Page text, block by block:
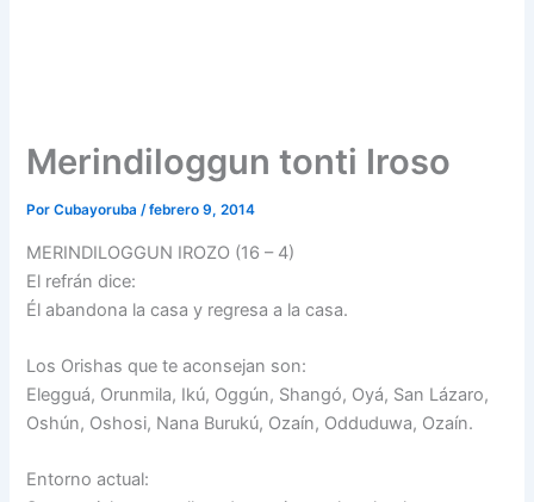
Merindiloggun tonti Iroso
PorCubayoruba/febrero 9, 2014
MERINDILOGGUN IROZO (16 – 4)
El refrán dice:
Él abandona la casa y regresa a la casa.
Los Orishas que te aconsejan son:
Elegguá, Orunmila, Ikú, Oggún, Shangó, Oyá, San Lázaro,
Oshún, Oshosi, Nana Burukú, Ozaín, Odduduwa, Ozaín.
Entorno actual: